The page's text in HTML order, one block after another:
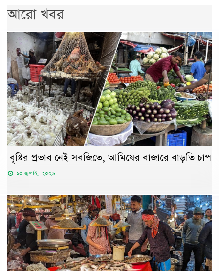
আরো খবর
বৃষ্টির প্রভাব নেই সবজিতে, আমিষের বাজারে বাড়তি চাপ
১০ জুলাই, ২০২৬